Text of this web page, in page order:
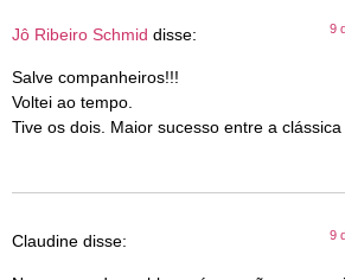
Jô Ribeiro Schmid disse: 9
Salve companheiros!!!
Voltei ao tempo.
Tive os dois. Maior sucesso entre a
Claudine disse: 9